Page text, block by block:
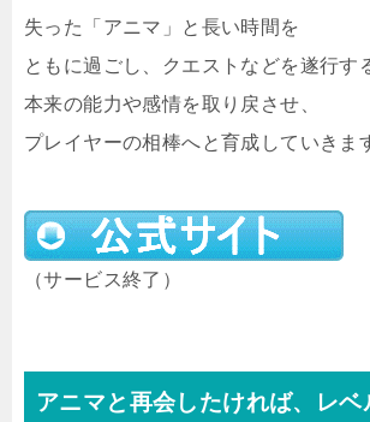
失った「アニマ」と長い時間を
ともに過ごし、クエストなどを遂行す
本来の能力や感情を取り戻させ、
プレイヤーの相棒へと育成していきま
（サービス終了）
アニマと再会したければ、レベ